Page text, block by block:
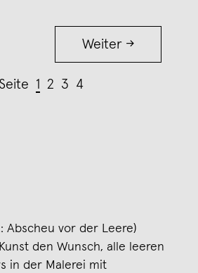
Weiter →
Seite 1 2 3 4
Abscheu vor der Leere)
den Wunsch, alle leeren
in der Malerei mit